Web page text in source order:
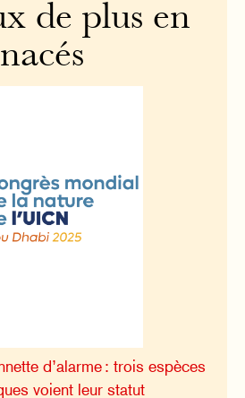
de plus en
d’alarme : trois espèces
voient leur statut